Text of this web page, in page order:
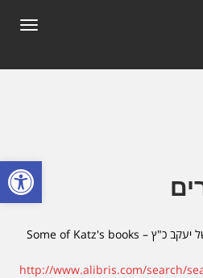
פתח
יעקב כ"ץ – Some of Katz's books
http://www.alibris.com/search/